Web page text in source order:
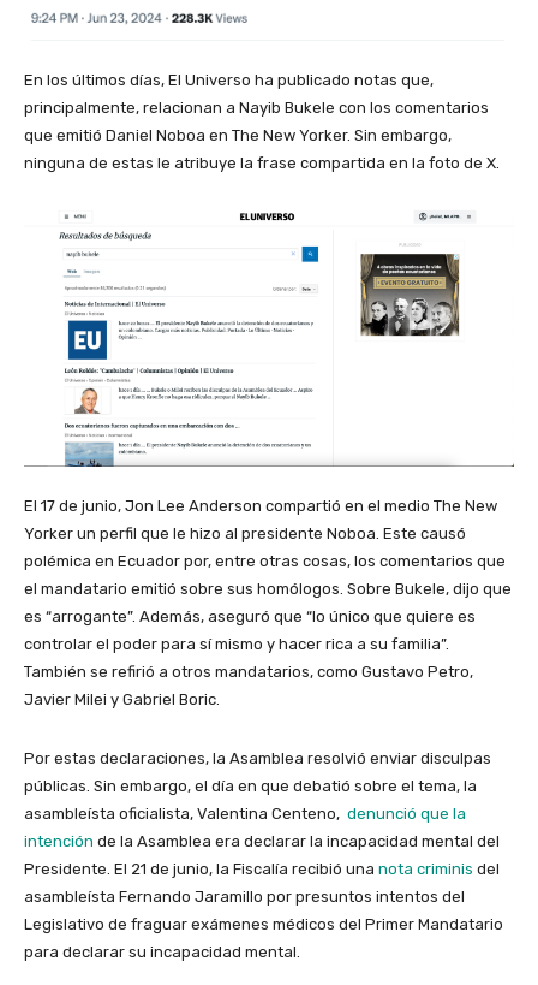
En los últimos días, El Universo ha publicado notas que,
principalmente, relacionan a Nayib Bukele con los comentarios
que emitió Daniel Noboa en The New Yorker. Sin embargo,
ninguna de estas le atribuye la frase compartida en la foto de X.
El 17 de junio, Jon Lee Anderson compartió en el medio The New
Yorker un perfil que le hizo al presidente Noboa. Este causó
polémica en Ecuador por, entre otras cosas, los comentarios que
el mandatario emitió sobre sus homólogos. Sobre Bukele, dijo que
es “arrogante”. Además, aseguró que “lo único que quiere es
controlar el poder para sí mismo y hacer rica a su familia”.
También se refirió a otros mandatarios, como Gustavo Petro,
Javier Milei y Gabriel Boric.
Por estas declaraciones, la Asamblea resolvió enviar disculpas
públicas. Sin embargo, el día en que debatió sobre el tema, la
asambleísta oficialista, Valentina Centeno, denunció que la
intención de la Asamblea era declarar la incapacidad mental del
Presidente. El 21 de junio, la Fiscalía recibió una nota criminis del
asambleísta Fernando Jaramillo por presuntos intentos del
Legislativo de fraguar exámenes médicos del Primer Mandatario
para declarar su incapacidad mental.